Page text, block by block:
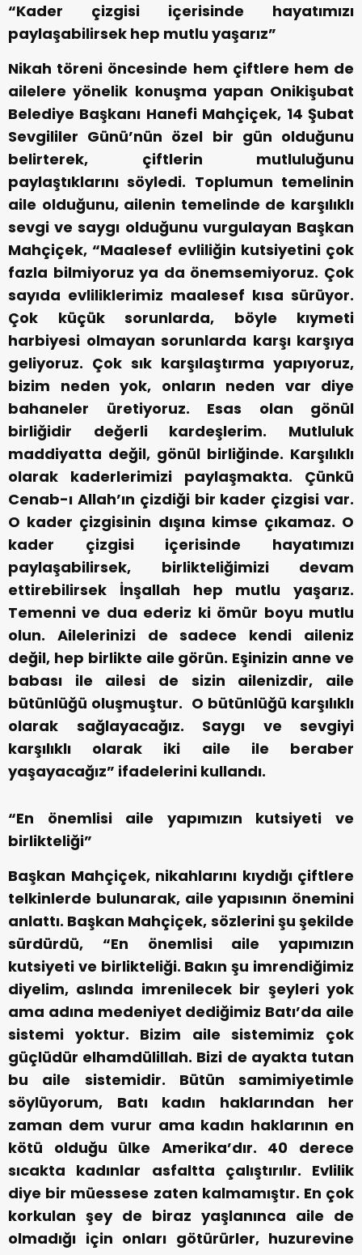
“Kader çizgisi içerisinde hayatımızı
paylaşabilirsek hep mutlu yaşarız”
Nikah töreni öncesinde hem çiftlere hem de
ailelere yönelik konuşma yapan Onikişubat
Belediye Başkanı Hanefi Mahçiçek, 14 Şubat
Sevgililer Günü’nün özel bir gün olduğunu
belirterek, çiftlerin mutluluğunu
paylaştıklarını söyledi. Toplumun temelinin
aile olduğunu, ailenin temelinde de karşılıklı
sevgi ve saygı olduğunu vurgulayan Başkan
Mahçiçek, “Maalesef evliliğin kutsiyetini çok
fazla bilmiyoruz ya da önemsemiyoruz. Çok
sayıda evliliklerimiz maalesef kısa sürüyor.
Çok küçük sorunlarda, böyle kıymeti
harbiyesi olmayan sorunlarda karşı karşıya
geliyoruz. Çok sık karşılaştırma yapıyoruz,
bizim neden yok, onların neden var diye
bahaneler üretiyoruz. Esas olan gönül
birliğidir değerli kardeşlerim. Mutluluk
maddiyatta değil, gönül birliğinde. Karşılıklı
olarak kaderlerimizi paylaşmakta. Çünkü
Cenab-ı Allah’ın çizdiği bir kader çizgisi var.
O kader çizgisinin dışına kimse çıkamaz. O
kader çizgisi içerisinde hayatımızı
paylaşabilirsek, birlikteliğimizi devam
ettirebilirsek İnşallah hep mutlu yaşarız.
Temenni ve dua ederiz ki ömür boyu mutlu
olun. Ailelerinizi de sadece kendi aileniz
değil, hep birlikte aile görün. Eşinizin anne ve
babası ile ailesi de sizin ailenizdir, aile
bütünlüğü oluşmuştur. O bütünlüğü karşılıklı
olarak sağlayacağız. Saygı ve sevgiyi
karşılıklı olarak iki aile ile beraber
yaşayacağız” ifadelerini kullandı.
“En önemlisi aile yapımızın kutsiyeti ve
birlikteliği”
Başkan Mahçiçek, nikahlarını kıydığı çiftlere
telkinlerde bulunarak, aile yapısının önemini
anlattı. Başkan Mahçiçek, sözlerini şu şekilde
sürdürdü, “En önemlisi aile yapımızın
kutsiyeti ve birlikteliği. Bakın şu imrendiğimiz
diyelim, aslında imrenilecek bir şeyleri yok
ama adına medeniyet dediğimiz Batı’da aile
sistemi yoktur. Bizim aile sistemimiz çok
güçlüdür elhamdülillah. Bizi de ayakta tutan
bu aile sistemidir. Bütün samimiyetimle
söylüyorum, Batı kadın haklarından her
zaman dem vurur ama kadın haklarının en
kötü olduğu ülke Amerika’dır. 40 derece
sıcakta kadınlar asfaltta çalıştırılır. Evlilik
diye bir müessese zaten kalmamıştır. En çok
korkulan şey de biraz yaşlanınca aile de
olmadığı için onları götürürler, huzurevine